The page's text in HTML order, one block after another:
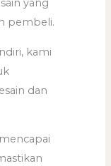
yang
pembeli.
kami
dan